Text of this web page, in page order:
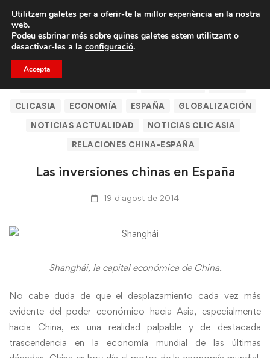
Porta un amic i emporteu-vos un total de 75€ de
descompte.
CLICASIA
ECONOMÍA ESPAÑA
GLOBALIZACIÓN
NOTICIAS ACTUALIDAD
NOTICIAS CLIC ASIA
RELACIONES CHINA-ESPAÑA
Las inversiones chinas en España
19 d'agost de 2014
Shanghái, la capital económica de China.
No cabe duda de que el desplazamiento cada vez más
evidente del poder económico hacia Asia, especialmente
hacia China, es una realidad palpable y de destacada
trascendencia en la economía mundial de las últimas
Utilitzem galetes per a oferir-te la millor experiència en la nostra
web.
Podeu esbrinar més sobre quines galetes estem utilitzant o
desactivar-les a la configuració.
Accepta